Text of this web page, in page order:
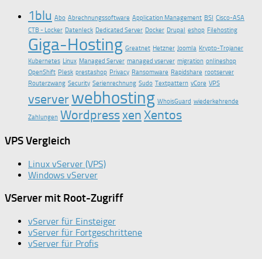
1blu Abo Abrechnungssoftware Application Management BSI Cisco-ASA
CTB - Locker Datenleck Dedicated Server Docker Drupal eshop Filehosting
Giga-Hosting Greatnet Hetzner Joomla Krypto-Trojaner
Kubernetes Linux Managed Server managed vserver migration onlineshop
OpenShift Plesk prestashop Privacy Ransomware Rapidshare rootserver
Routerzwang Security Serienrechnung Sudo Textpattern vCore VPS
vserverwebhosting WhoisGuard wiederkehrende
Zahlungen WordpressxenXentos
VPS Vergleich
Linux vServer (VPS)
Windows vServer
VServer mit Root-Zugriff
vServer für Einsteiger
vServer für Fortgeschrittene
vServer für Profis